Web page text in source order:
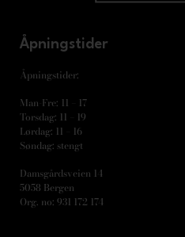
Åpningstider
Åpningstider:
Man-Fre: 11 – 17
Torsdag: 11 – 19
Lørdag: 11 – 16
Søndag: stengt
Damsgårdsveien 14
5058 Bergen
Org. no: 931 172 174